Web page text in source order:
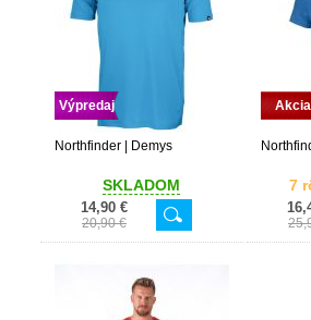
Výpredaj
Northfinder | Demys
SKLADOM
14,90 €
20,90 €
Akcia
7